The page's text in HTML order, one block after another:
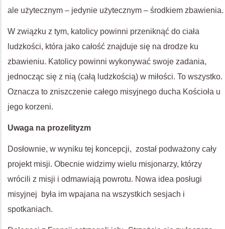
ale użytecznym – jedynie użytecznym – środkiem zbawienia.
W związku z tym, katolicy powinni przeniknąć do ciała
ludzkości, która jako całość znajduje się na drodze ku
zbawieniu. Katolicy powinni wykonywać swoje zadania,
jednocząc się z nią (całą ludzkością) w miłości. To wszystko.
Oznacza to zniszczenie całego misyjnego ducha Kościoła u
jego korzeni.
Uwaga na prozelityzm
Dosłownie, w wyniku tej koncepcji, został podważony cały
projekt misji. Obecnie widzimy wielu misjonarzy, którzy
wrócili z misji i odmawiają powrotu. Nowa idea posługi
misyjnej była im wpajana na wszystkich sesjach i
spotkaniach.